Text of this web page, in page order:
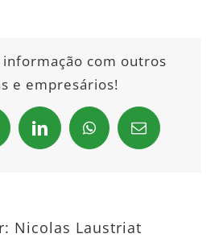
com outros
e empresários!
LinkedInWhatsAppEmail
Nicolas Laustriat